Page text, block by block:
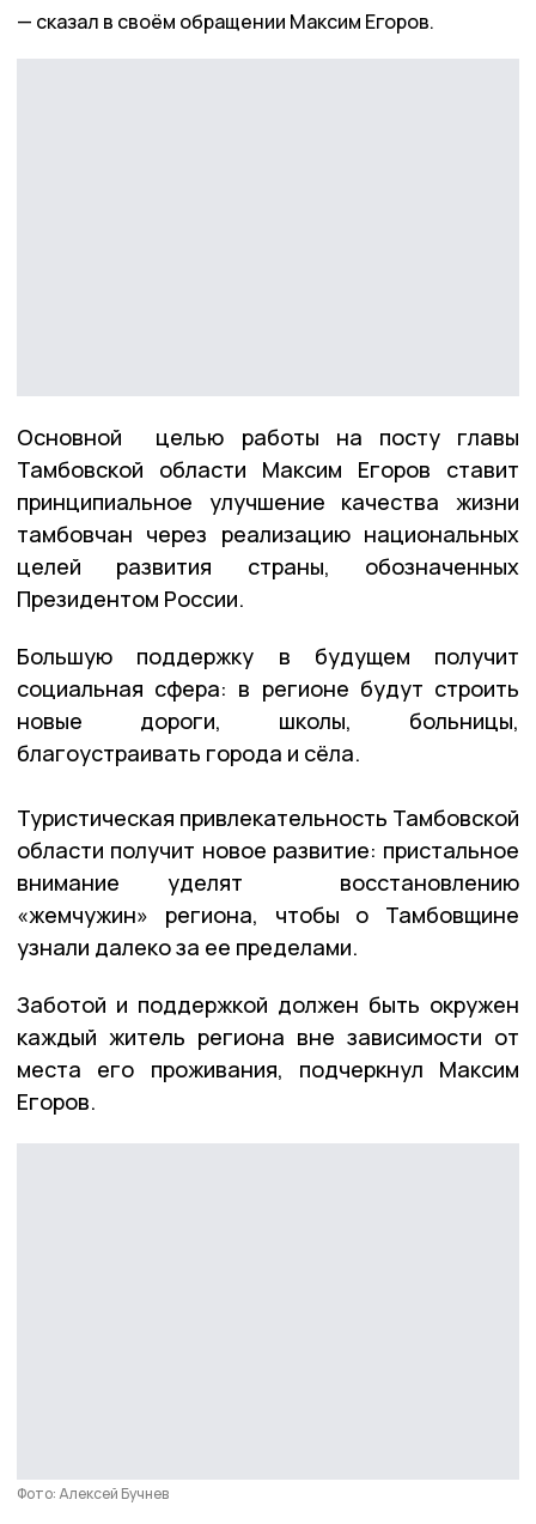
сказал в своём обращении Максим Егоров.
Основной целью работы на посту главы
Тамбовской области Максим Егоров ставит
принципиальное улучшение качества жизни
тамбовчан через реализацию национальных
целей развития страны, обозначенных
Президентом России.
Большую поддержку в будущем получит
социальная сфера: в регионе будут строить
новые дороги, школы, больницы,
благоустраивать города и сёла.
Туристическая привлекательность Тамбовской
области получит новое развитие: пристальное
внимание уделят восстановлению
«жемчужин» региона, чтобы о Тамбовщине
узнали далеко за ее пределами.
Заботой и поддержкой должен быть окружен
каждый житель региона вне зависимости от
места его проживания, подчеркнул Максим
Егоров.
Фото: Алексей Бучнев